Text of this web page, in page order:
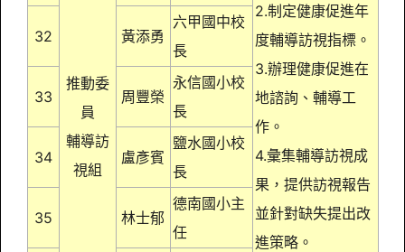
推動委
員
輔導訪
視組
2.制定健康促進年
度輔導訪視指標。
3.辦理健康促進在
地諮詢、輔導工
作。
4.彙集輔導訪視成
果，提供訪視報告
並針對缺失提出改
進策略。
32 黃添勇
六甲國中校
長
33 周豐榮
永信國小校
長
34 盧彥賓
鹽水國小校
長
35 林士郁
德南國小主
任